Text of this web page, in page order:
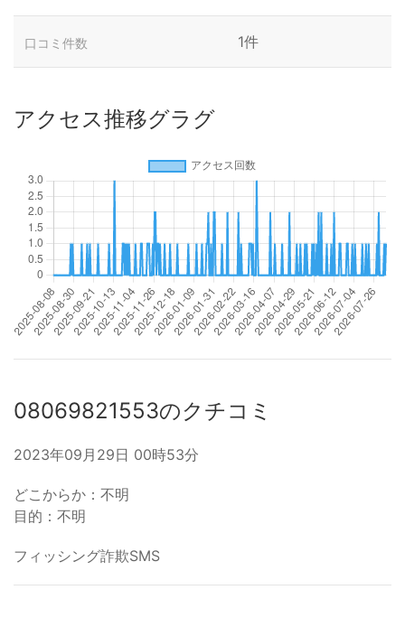
口コミ件数 1件
アクセス推移グラグ
08069821553のクチコミ
2023年09月29日 00時53分
どこからか：不明
目的：不明
フィッシング詐欺SMS